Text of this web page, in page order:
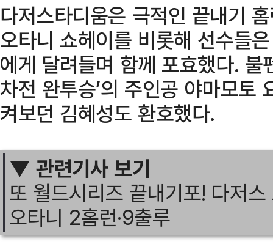
다저스타디움은 극적인 끝내기
오타니 쇼헤이를 비롯해 선수들
에게 달려들며 함께 포효했다. 불
차전 완투승’의 주인공 야마모토
켜보던 김혜성도 환호했다.
▼ 관련기사 보기
또 월드시리즈 끝내기포! 다저
오타니 2홈런·9출루